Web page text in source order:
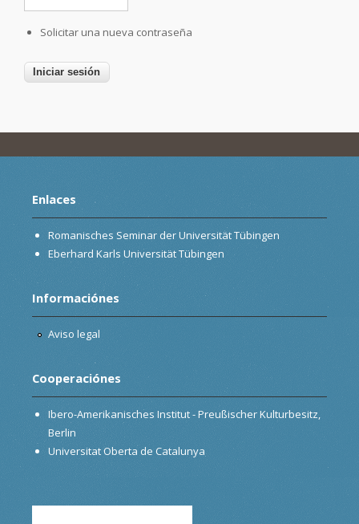
Solicitar una nueva contraseña
Enlaces
Romanisches Seminar der Universität Tübingen
Eberhard Karls Universität Tübingen
Informaciónes
Aviso legal
Cooperaciónes
Ibero-Amerikanisches Institut - Preußischer Kulturbesitz,
Berlin
Universitat Oberta de Catalunya